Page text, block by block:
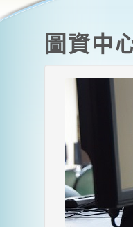
圖資中